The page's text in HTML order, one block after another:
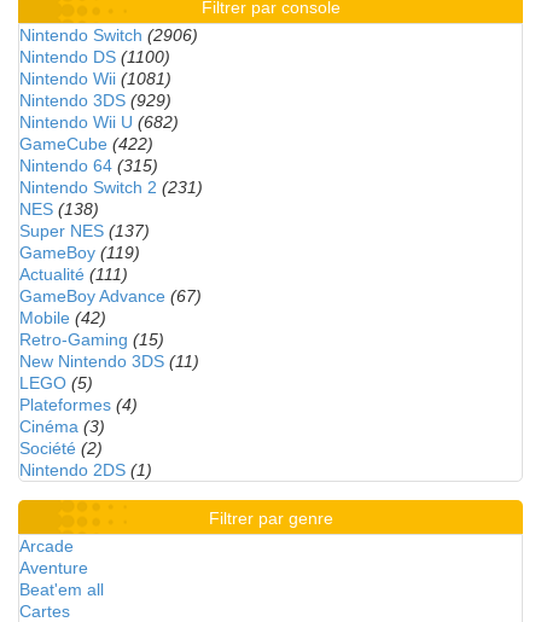
Filtrer par console
Nintendo Switch (2906)
Nintendo DS (1100)
Nintendo Wii (1081)
Nintendo 3DS (929)
Nintendo Wii U (682)
GameCube (422)
Nintendo 64 (315)
Nintendo Switch 2 (231)
NES (138)
Super NES (137)
GameBoy (119)
Actualité (111)
GameBoy Advance (67)
Mobile (42)
Retro-Gaming (15)
New Nintendo 3DS (11)
LEGO (5)
Plateformes (4)
Cinéma (3)
Société (2)
Nintendo 2DS (1)
Filtrer par genre
Arcade
Aventure
Beat'em all
Cartes